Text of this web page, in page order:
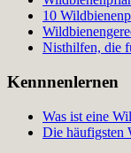
10
Nisthilfen, die
Kennnenlernen
Was ist eine
Die häufigsten